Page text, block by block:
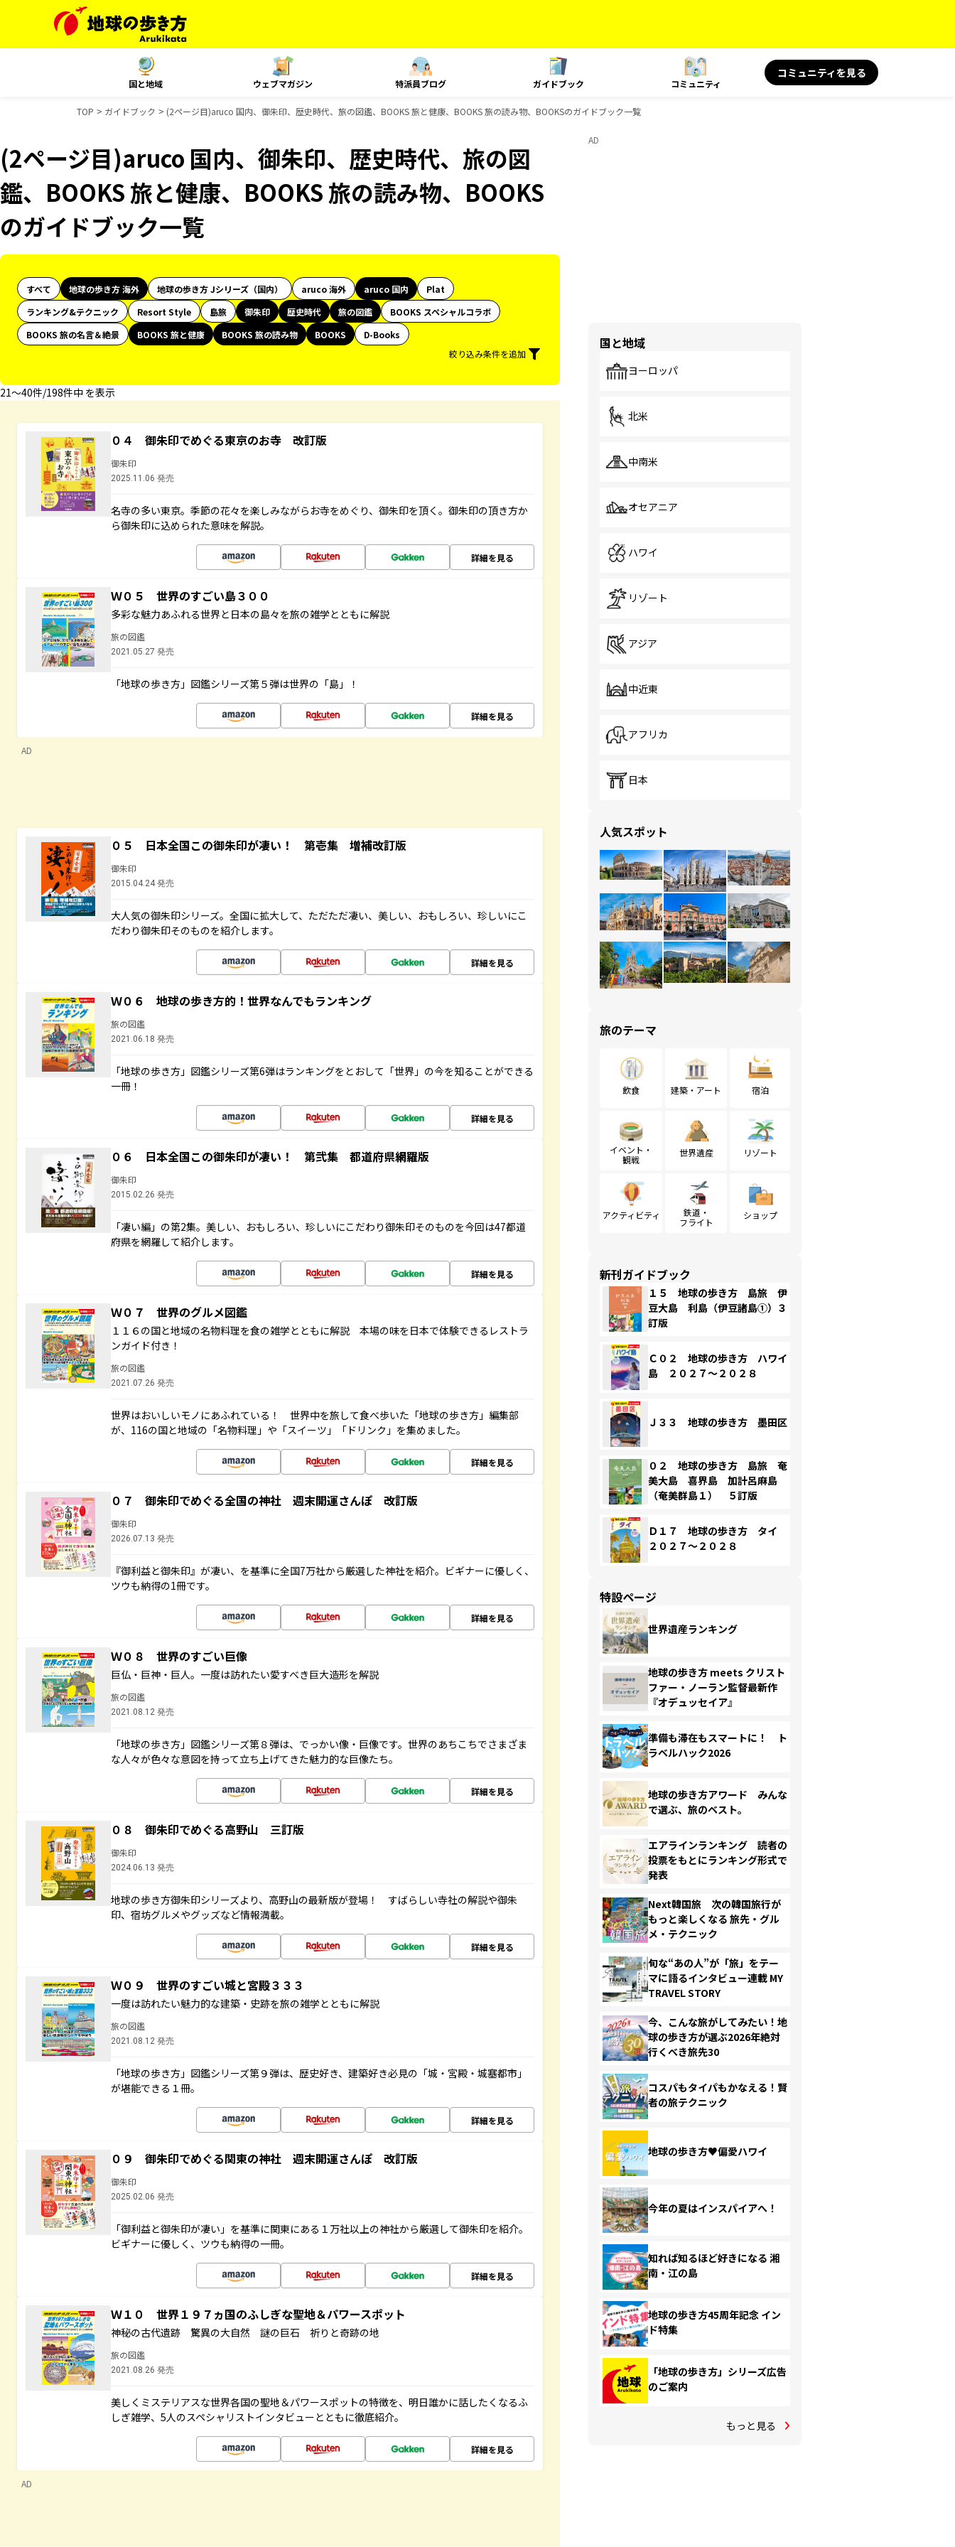
国と地域 ウェブマガジン 特派員ブログ ガイドブック コミュニティ
コミュニティを見る
TOP ガイドブック (2ページ目)aruco 国内、御朱印、歴史時代、旅の図鑑、BOOKS 旅と健康、BOOKS 旅の読み物、BOOKSのガイドブック一覧
(2ページ目)aruco 国内、御朱印、歴史時代、旅の図
鑑、BOOKS 旅と健康、BOOKS 旅の読み物、BOOKS
のガイドブック一覧
すべて 地球の歩き方 海外 地球の歩き方 Jシリーズ（国内） aruco 海外 aruco 国内
Plat
ランキング&テクニック
Resort Style 島旅 御朱印 歴史時代 旅の図鑑
BOOKS スペシャルコラボ
BOOKS 旅の名言＆絶景
BOOKS 旅と健康 BOOKS 旅の読み物 BOOKS
D-Books
絞り込み条件を追加
21〜40件/198件中 を表示
０４ 御朱印でめぐる東京のお寺 改訂版
御朱印
2025.11.06 発売
名寺の多い東京。季節の花々を楽しみながらお寺をめぐり、御朱印を頂く。御朱印の頂き方か
ら御朱印に込められた意味を解説。
詳細を見る
Ｗ０５ 世界のすごい島３００
多彩な魅力あふれる世界と日本の島々を旅の雑学とともに解説
旅の図鑑
2021.05.27 発売
「地球の歩き方」図鑑シリーズ第５弾は世界の「島」！
詳細を見る
AD
０５ 日本全国この御朱印が凄い！ 第壱集 増補改訂版
御朱印
2015.04.24 発売
大人気の御朱印シリーズ。全国に拡大して、ただただ凄い、美しい、おもしろい、珍しいにこ
だわり御朱印そのものを紹介します。
詳細を見る
Ｗ０６ 地球の歩き方的！世界なんでもランキング
旅の図鑑
2021.06.18 発売
「地球の歩き方」図鑑シリーズ第6弾はランキングをとおして「世界」の今を知ることができる
一冊！
詳細を見る
０６ 日本全国この御朱印が凄い！ 第弐集 都道府県網羅版
御朱印
2015.02.26 発売
「凄い編」の第2集。美しい、おもしろい、珍しいにこだわり御朱印そのものを今回は47都道
府県を網羅して紹介します。
詳細を見る
Ｗ０７ 世界のグルメ図鑑
１１６の国と地域の名物料理を食の雑学とともに解説 本場の味を日本で体験できるレストラ
ンガイド付き！
旅の図鑑
2021.07.26 発売
世界はおいしいモノにあふれている！ 世界中を旅して食べ歩いた「地球の歩き方」編集部
が、116の国と地域の「名物料理」や「スイーツ」「ドリンク」を集めました。
詳細を見る
０７ 御朱印でめぐる全国の神社 週末開運さんぽ 改訂版
御朱印
2026.07.13 発売
『御利益と御朱印』が凄い、を基準に全国7万社から厳選した神社を紹介。ビギナーに優しく、
ツウも納得の1冊です。
詳細を見る
Ｗ０８ 世界のすごい巨像
巨仏・巨神・巨人。一度は訪れたい愛すべき巨大造形を解説
旅の図鑑
2021.08.12 発売
「地球の歩き方」図鑑シリーズ第８弾は、でっかい像・巨像です。世界のあちこちでさまざま
な人々が色々な意図を持って立ち上げてきた魅力的な巨像たち。
詳細を見る
０８ 御朱印でめぐる高野山 三訂版
御朱印
2024.06.13 発売
地球の歩き方御朱印シリーズより、高野山の最新版が登場！ すばらしい寺社の解説や御朱
印、宿坊グルメやグッズなど情報満載。
詳細を見る
Ｗ０９ 世界のすごい城と宮殿３３３
一度は訪れたい魅力的な建築・史跡を旅の雑学とともに解説
旅の図鑑
2021.08.12 発売
「地球の歩き方」図鑑シリーズ第９弾は、歴史好き、建築好き必見の「城・宮殿・城塞都市」
が堪能できる１冊。
詳細を見る
０９ 御朱印でめぐる関東の神社 週末開運さんぽ 改訂版
御朱印
2025.02.06 発売
「御利益と御朱印が凄い」を基準に関東にある１万社以上の神社から厳選して御朱印を紹介。
ビギナーに優しく、ツウも納得の一冊。
詳細を見る
Ｗ１０ 世界１９７ヵ国のふしぎな聖地＆パワースポット
神秘の古代遺跡 驚異の大自然 謎の巨石 祈りと奇跡の地
旅の図鑑
2021.08.26 発売
美しくミステリアスな世界各国の聖地＆パワースポットの特徴を、明日誰かに話したくなるふ
しぎ雑学、5人のスペシャリストインタビューとともに徹底紹介。
詳細を見る
AD
AD
国と地域
ヨーロッパ
北米
中南米
オセアニア
ハワイ
リゾート
アジア
中近東
アフリカ
日本
人気スポット
旅のテーマ
飲食 建築・アート 宿泊
イベント・
観戦
世界遺産 リゾート
アクティビティ
鉄道・
フライト
ショップ
新刊ガイドブック
１５ 地球の歩き方 島旅 伊
豆大島 利島（伊豆諸島①）３
訂版
Ｃ０２ 地球の歩き方 ハワイ
島 ２０２７～２０２８
Ｊ３３ 地球の歩き方 墨田区
０２ 地球の歩き方 島旅 奄
美大島 喜界島 加計呂麻島
（奄美群島１） ５訂版
Ｄ１７ 地球の歩き方 タイ
２０２７～２０２８
特設ページ
世界遺産ランキング
地球の歩き方 meets クリスト
ファー・ノーラン監督最新作
『オデュッセイア』
準備も滞在もスマートに！ ト
ラベルハック2026
地球の歩き方アワード みんな
で選ぶ、旅のベスト。
エアラインランキング 読者の
投票をもとにランキング形式で
発表
Next韓国旅 次の韓国旅行が
もっと楽しくなる 旅先・グル
メ・テクニック
旬な“あの人”が「旅」をテー
マに語るインタビュー連載 MY
TRAVEL STORY
今、こんな旅がしてみたい！地
球の歩き方が選ぶ2026年絶対
行くべき旅先30
コスパもタイパもかなえる！賢
者の旅テクニック
地球の歩き方♥偏愛ハワイ
今年の夏はインスパイアへ！
知れば知るほど好きになる 湘
南・江の島
地球の歩き方45周年記念 イン
ド特集
「地球の歩き方」シリーズ広告
のご案内
もっと見る